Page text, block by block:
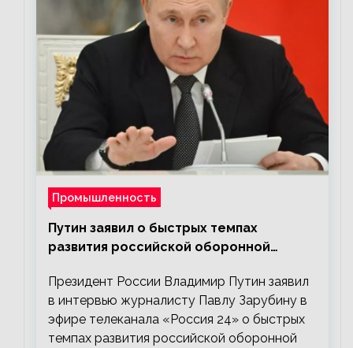
Промышленность
Путин заявил о быстрых темпах
развития российской оборонной
Президент России Владимир Путин заявил
в интервью журналисту Павлу Зарубину в
эфире телеканала «Россия 24» о быстрых
темпах развития российской оборонной